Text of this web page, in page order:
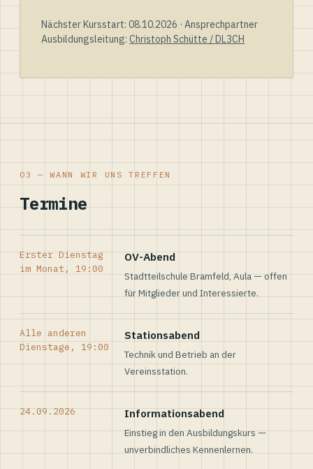
Nächster Kursstart: 08.10.2026 · Ansprechpartner
Ausbildungsleitung: Christoph Schütte / DL3CH
03 — WANN WIR UNS TREFFEN
Termine
Erster Dienstag
im Monat, 19:00
OV-Abend
Stadtteilschule Bramfeld, Aula — offen
für Mitglieder und Interessierte.
Alle anderen
Dienstage, 19:00
Stationsabend
Technik und Betrieb an der
Vereinsstation.
24.09.2026 Informationsabend
Einstieg in den Ausbildungskurs —
unverbindliches Kennenlernen.